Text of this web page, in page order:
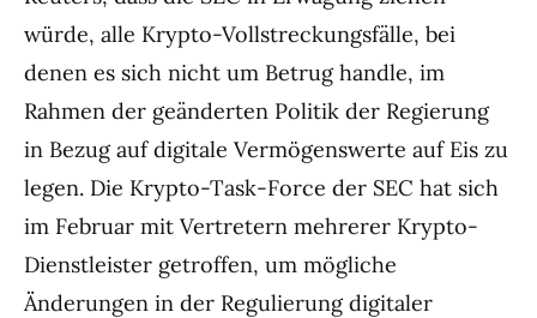
würde, alle Krypto-Vollstreckungsfälle, bei
denen es sich nicht um Betrug handle, im
Rahmen der geänderten Politik der Regierung
in Bezug auf digitale Vermögenswerte auf Eis zu
legen. Die Krypto-Task-Force der SEC hat sich
im Februar mit Vertretern mehrerer Krypto-
Dienstleister getroffen, um mögliche
Änderungen in der Regulierung digitaler